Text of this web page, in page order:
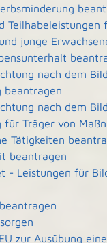
Teilhabeleistungen
junge
nach dem
beantragen
nach dem
für Träger von
Tätigkeiten
beantragen
- Leistungen für
zur Ausübung